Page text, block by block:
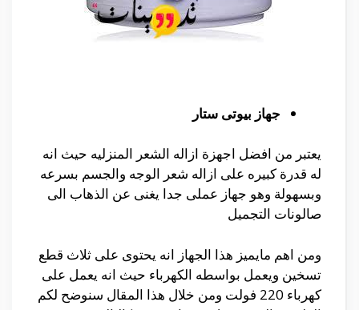
جهاز بيوتى ستار
يعتبر من افضل اجهزة ازاله الشعر المنزليه حيث انه
له قدرة كبيره على ازاله شعر الوجه والجسم بسرعه
وبسهولة وهو جهاز عملى جدا يغنى عن الذهاب الى
صالونات التجميل
ومن اهم مايميز هذا الجهاز انه يحتوى على ثلاث قطع
تسخين ويعمل بواسطه الكهرباء حيث انه يعمل على
كهرباء 220 فولت ومن خلال هذا المقال سنوضح لكم